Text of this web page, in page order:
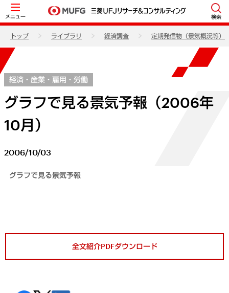
メニュー 検索
トップ ライブラリ 経済調査 定期発信物（景気概況等）
経済・産業・雇用・労働
グラフで見る景気予報（2006年
10月）
2006/10/03
グラフで見る景気予報
全文紹介PDFダウンロード